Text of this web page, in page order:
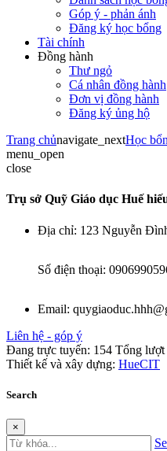
Góp ý - phản ánh
Đăng ký học bổng
Tài chính
Đồng hành
Thư ngỏ
Cá nhân đồng hành
Đơn vị đồng hành
Đăng ký ủng hộ
Trang chủnavigate_nextHọc
menu_open
close
Trụ sở Quỹ Giáo dục Huế
Địa chỉ: 123 Nguyễn
Số điện thoại:
Email:
Liên hệ - góp ý
Đang trực tuyến: 154 Tổng lượt
Thiết kế và xây dựng: HueCIT
Search
×